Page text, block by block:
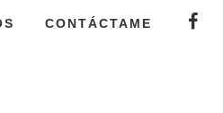
CONTÁCTAME